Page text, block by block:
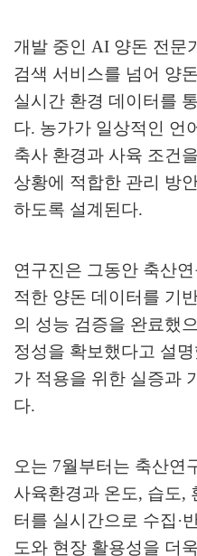
개발 중인 AI 양돈 전문
검색 서비스를 넘어 양
실시간 환경 데이터를
다. 농가가 일상적인 언
축사 환경과 사육 조건
상황에 적합한 관리 방
하도록 설계된다.
연구진은 그동안 축산
적한 양돈 데이터를 기
의 성능 검증을 완료했
정성을 확보했다고 설
가 적용을 위한 실증과
다.
오는 7월부터는 축산연
사육환경과 온도, 습도,
터를 실시간으로 수집 ·
도와 현장 활용성을 더